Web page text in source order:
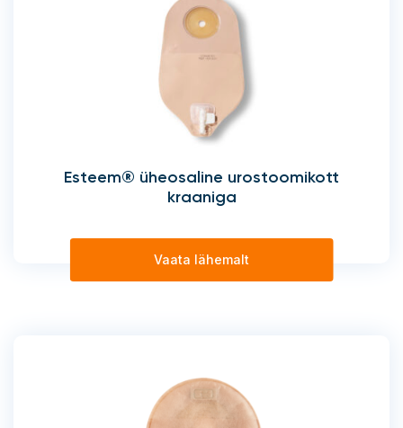
Esteem® üheosaline urostoomikott
kraaniga
Vaata lähemalt